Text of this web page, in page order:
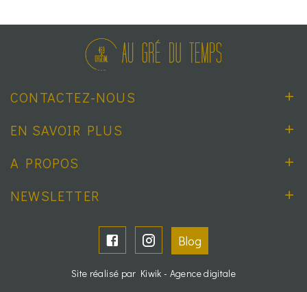
CONTACTEZ-NOUS
EN SAVOIR PLUS
A PROPOS
NEWSLETTER
Blog
Site réalisé par Kiwik - Agence digitale